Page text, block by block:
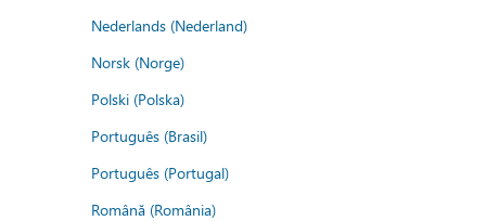
Nederlands (Nederland)
Norsk (Norge)
Polski (Polska)
Português (Brasil)
Português (Portugal)
Română (România)